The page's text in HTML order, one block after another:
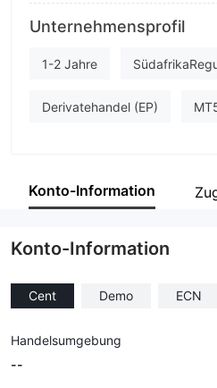
Abkürzung
NEOTECH
Unternehmensmitarbeiter
Unternehmensprofil
1-2 Jahre
Derivatehandel (EP)
Konto-Information
Konto-Information
Cent Demo ECN
Handelsumgebung
--